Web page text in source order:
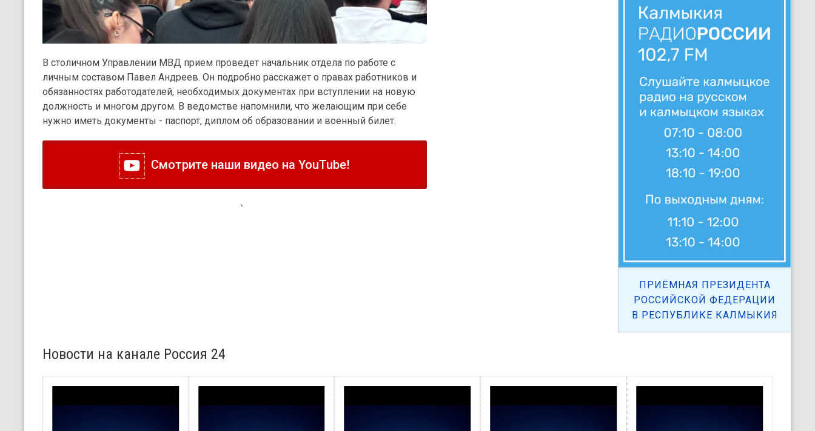
В столичном Управлении МВД прием проведет начальник отдела по работе с
личным составом Павел Андреев. Он подробно расскажет о правах работников и
обязанностях работодателей, необходимых документах при вступлении на новую
должность и многом другом. В ведомстве напомнили, что желающим при себе
нужно иметь документы - паспорт, диплом об образовании и военный билет.
Смотрите наши видео на YouTube!
ПРИЁМНАЯ ПРЕЗИДЕНТА
РОССИЙСКОЙ ФЕДЕРАЦИИ
В РЕСПУБЛИКЕ КАЛМЫКИЯ
Новости на канале Россия 24